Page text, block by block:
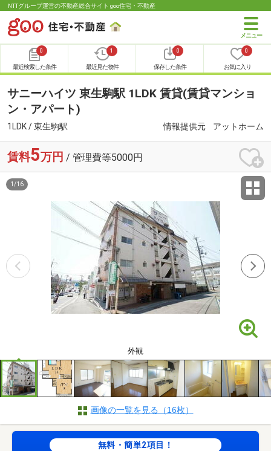
NTTグループ運営の不動産総合サイト goo住宅・不動産
0
最近検索した条件
1
最近見た物件
0
保存した条件
0
お気に入り
サニーハイツ 東生駒駅 1LDK 賃貸(賃貸マンショ
ン・アパート)
1LDK / 東生駒駅 情報提供元 アットホーム
賃料5万円 / 管理費等5000円
外観
1 /16
画像の一覧を見る（16枚）
無料・簡単2項目！